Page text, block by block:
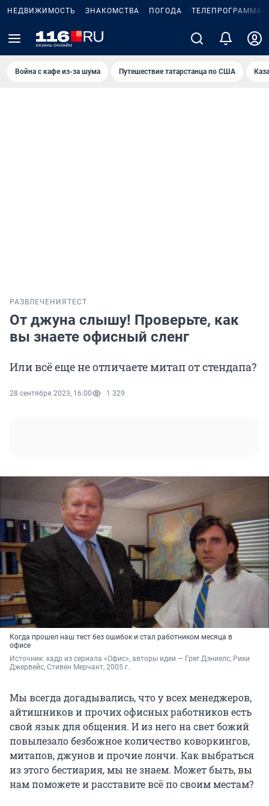
НЕДВИЖИМОСТЬ ЗНАКОМСТВА ПОГОДА ТЕЛЕПРОГРАММА
Война с кафе из-за шума Путешествие татарстанца по США
РАЗВЛЕЧЕНИЯ ТЕСТ
От джуна слышу! Проверьте, как
вы знаете офисный сленг
Или всё еще не отличаете митап от стендапа?
28 сентября 2023, 16:00 1 329
Когда прошел наш тест без ошибок и стал работником месяца в
офисе
Источник: кадр из сериала «Офис», авторы идеи — Грег Дэниелс, Рики
Джервейс, Стивен Мерчант, 2005 г.
Мы всегда догадывались, что у всех менеджеров,
айтишников и прочих офисных работников есть
свой язык для общения. И из него на свет божий
повылезало безбожное количество коворкингов,
митапов, джунов и прочие лончи. Как выбраться
из этого бестиария, мы не знаем. Может быть, вы
нам поможете и расставите всё по своим местам?